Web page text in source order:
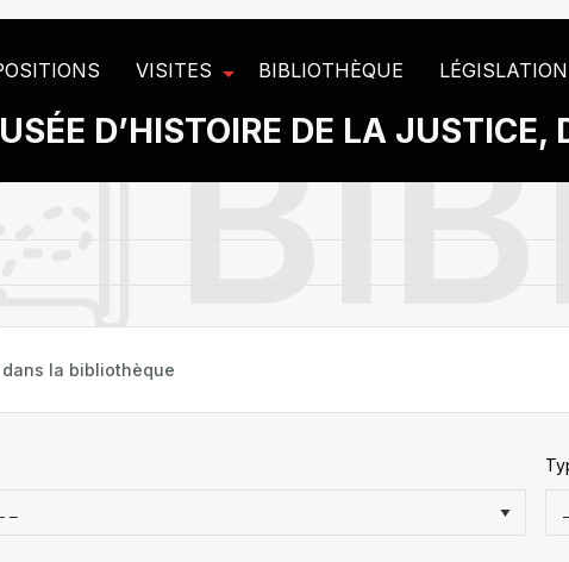
VISITES BIBLIOTHÈQUE LÉGISLATION
D’HISTOIRE DE LA JUSTICE,